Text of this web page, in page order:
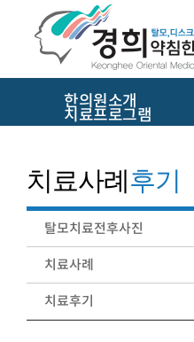
한의원소개
치료프로그램
치료사례후기
탈모치료전후사진
치료사례
치료후기